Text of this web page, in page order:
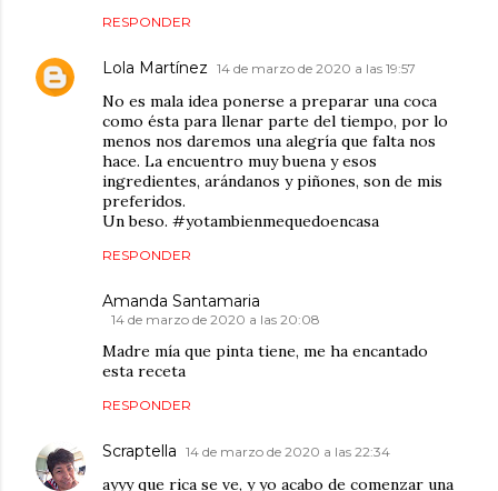
RESPONDER
Lola Martínez 14 de marzo de 2020 a las 19:57
No es mala idea ponerse a preparar una coca
como ésta para llenar parte del tiempo, por lo
menos nos daremos una alegría que falta nos
hace. La encuentro muy buena y esos
ingredientes, arándanos y piñones, son de mis
preferidos.
Un beso. #yotambienmequedoencasa
RESPONDER
Amanda Santamaria
14 de marzo de 2020 a las 20:08
Madre mía que pinta tiene, me ha encantado
esta receta
RESPONDER
Scraptella 14 de marzo de 2020 a las 22:34
ayyy que rica se ve, y yo acabo de comenzar una